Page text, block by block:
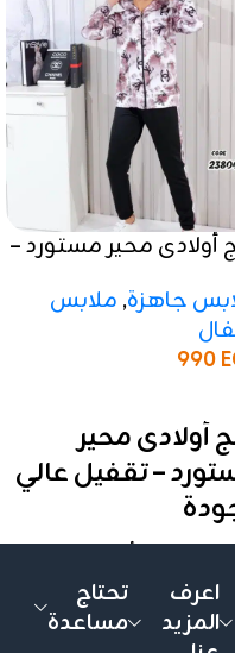
أولادى محير مستورد –
جاهزة, ملابس
990
أولادى محير
– تقفيل عالي
عملي وأنيق، بخامة
ممتازة، مناسب للأولاد
✨
اعرف
المزيد
تحتاج
مساعدة